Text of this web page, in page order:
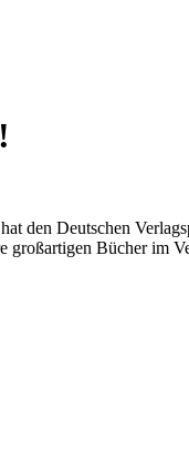
den Deutschen
großartigen Bücher im